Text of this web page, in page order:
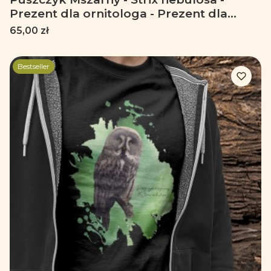
Prezent dla ornitologa - Prezent dla
przyrodnika - Body - Bodziak
Cena
65,00 zł
Bestseller